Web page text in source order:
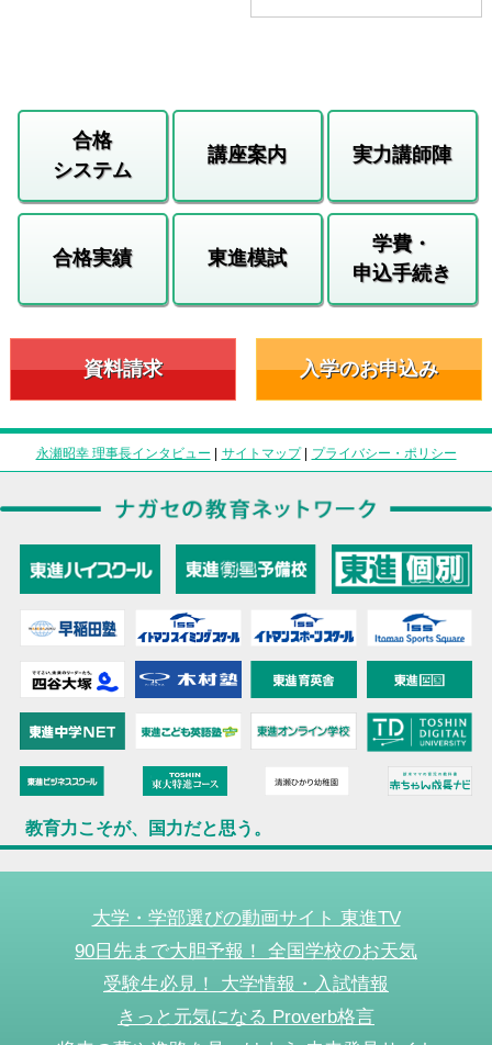
合格
システム
講座案内 実力講師陣
合格実績 東進模試
学費・
申込手続き
資料請求 入学のお申込み
永瀬昭幸 理事長インタビュー | サイトマップ| プライバシー・ポリシー
教育力こそが、国力だと思う。
大学・学部選びの動画サイト 東進TV
90日先まで大胆予報！ 全国学校のお天気
受験生必見！ 大学情報・入試情報
きっと元気になる Proverb格言